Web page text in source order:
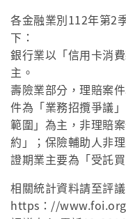
各金融業別112年第2
下：
銀行業以「信用卡消
主。
壽險業部分，理賠案
件為「業務招攬爭議
範圍」為主，非理賠
約」；保險輔助人非
證期業主要為「受託
相關統計資料請至評
https：//